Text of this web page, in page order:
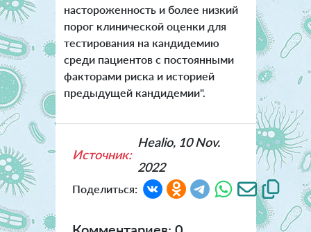
настороженность и более низкий
порог клинической оценки для
тестирования на кандидемию
среди пациентов с постоянными
факторами риска и историей
предыдущей кандидемии".
Источник:
Healio, 10 Nov.
2022
Поделиться: